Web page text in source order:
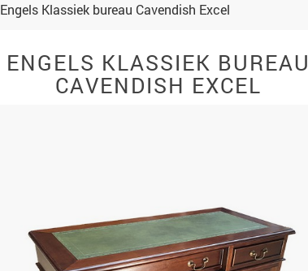
Engels Klassiek bureau Cavendish Excel
ENGELS KLASSIEK BUREAU
CAVENDISH EXCEL